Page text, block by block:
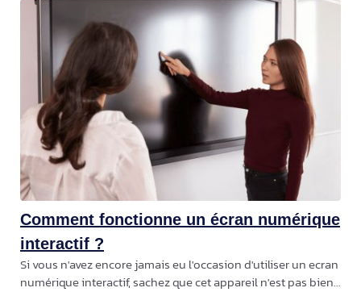
dans les entreprises. S'agissant tout de même de
solutions informatiques très récentes, seules les
sociétés les plus spécialisées dans la high-tech ont déjà
eu l'occasion de se doter d'un écran numérique interactif
tactile. Concrètement, cette technologie vise à
remplacer, à plus ou moins long terme, les
vidéoprojecteurs et les tableaux
Comment fonctionne un écran numérique
interactif ?
Si vous n'avez encore jamais eu l'occasion d'utiliser un ecran
numérique interactif, sachez que cet appareil n'est pas bien